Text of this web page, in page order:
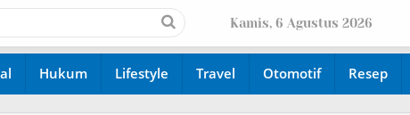
Kamis, 6 Agustus 2026
Hukum Lifestyle Travel Otomotif Resep